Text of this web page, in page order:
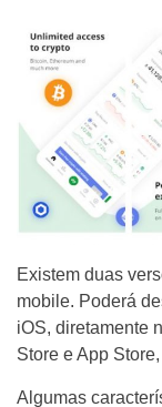
Existem duas
mobile. Poderá
iOS, diretamente
Store e App
Algumas